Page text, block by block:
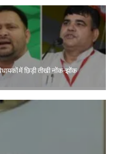
में छिड़ी तीखी नोंक-झोंक